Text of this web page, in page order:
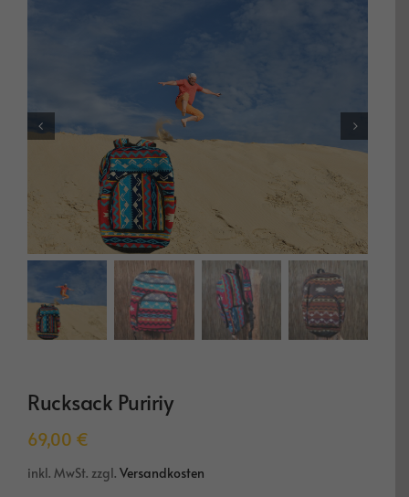
Rucksack Puririy
69,00 €
inkl. MwSt. zzgl. Versandkosten